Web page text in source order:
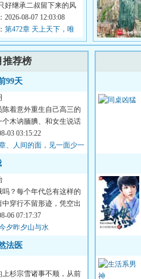
好继承二叔留下来的风
客人们占卜运势，消灾
2026-08-07 12:03:08
第472章 天上天下，唯
更8k求月票）
推荐榜
99天
着意外重生自己高三的
木讷腼腆、和女生说话
学习的...
03 03:15:22
、人间的面，见一面少一
？每个年代总有这样的
中穿行不留形迹，凭空出
在且未...
06 07:17:37
夕昨夕山与水
法医
杉宗雪诸事不顺，从前